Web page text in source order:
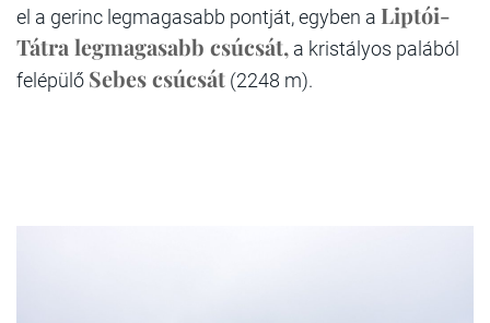
el a gerinc legmagasabb pontját, egyben a Liptói-
Tátra legmagasabb csúcsát, a kristályos palából
felépülő Sebes csúcsát (2248 m).